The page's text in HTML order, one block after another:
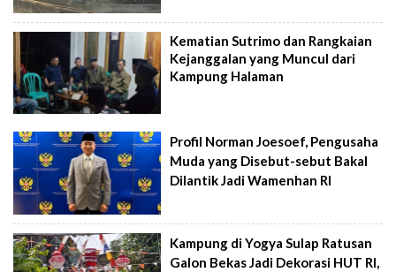
Kematian Sutrimo dan Rangkaian
Kejanggalan yang Muncul dari
Kampung Halaman
Profil Norman Joesoef, Pengusaha
Muda yang Disebut-sebut Bakal
Dilantik Jadi Wamenhan RI
Kampung di Yogya Sulap Ratusan
Galon Bekas Jadi Dekorasi HUT RI,